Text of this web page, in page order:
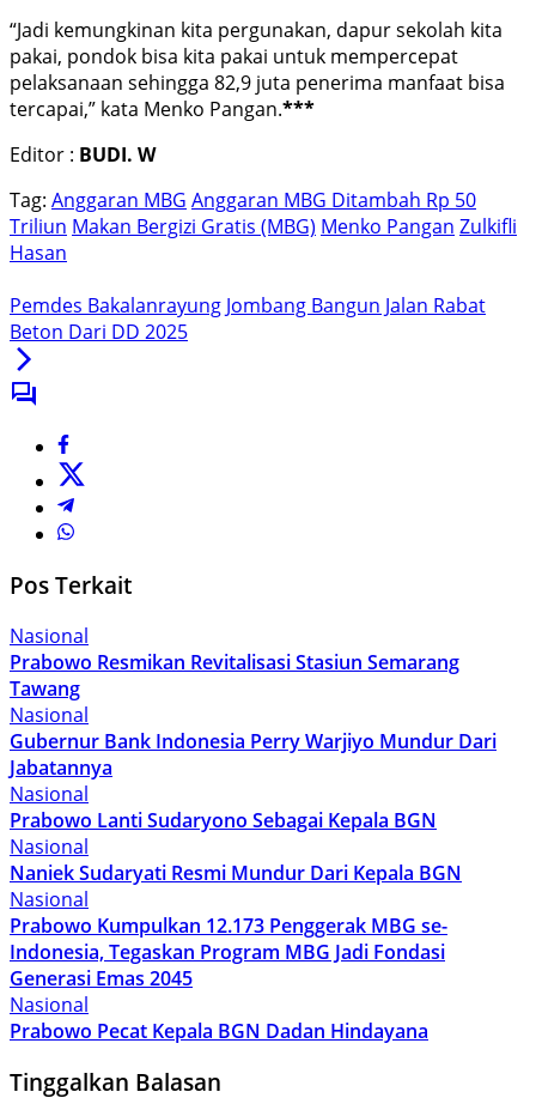
“Jadi kemungkinan kita pergunakan, dapur sekolah kita
pakai, pondok bisa kita pakai untuk mempercepat
pelaksanaan sehingga 82,9 juta penerima manfaat bisa
tercapai,” kata Menko Pangan.***
Editor : BUDI. W
Tag: Anggaran MBG Anggaran MBG Ditambah Rp 50
Triliun Makan Bergizi Gratis (MBG) Menko Pangan Zulkifli
Hasan
Pemdes Bakalanrayung Jombang Bangun Jalan Rabat
Beton Dari DD 2025
Pos Terkait
Nasional
Prabowo Resmikan Revitalisasi Stasiun Semarang
Tawang
Nasional
Gubernur Bank Indonesia Perry Warjiyo Mundur Dari
Jabatannya
Nasional
Prabowo Lanti Sudaryono Sebagai Kepala BGN
Nasional
Naniek Sudaryati Resmi Mundur Dari Kepala BGN
Nasional
Prabowo Kumpulkan 12.173 Penggerak MBG se-
Indonesia, Tegaskan Program MBG Jadi Fondasi
Generasi Emas 2045
Nasional
Prabowo Pecat Kepala BGN Dadan Hindayana
Tinggalkan Balasan